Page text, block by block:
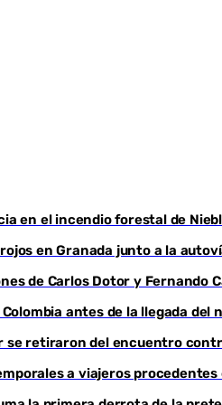
en el incendio forestal de
en Granada junto a la
de Carlos Dotor y Fernando
Colombia antes de la llegada del
se retiraron del encuentro
a viajeros